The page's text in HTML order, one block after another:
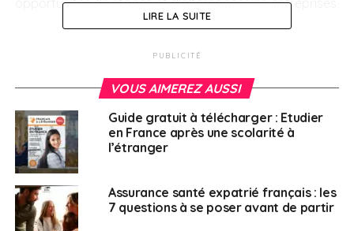
Une grande nation de
recherche et
d’innovation
Au2e rang mondial pour les médailles Fields
(mathématiques) et
est aussi le 2e pays européen le plus innovant (Office
européen des brevets).
LIRE LA SUITE
PUBLICITÉ
VOUS AIMEREZ AUSSI
Guide gratuit à télécharger : Etudier
en France après une scolarité à
l’étranger
Assurance santé expatrié français : les
7 questions à se poser avant de partir